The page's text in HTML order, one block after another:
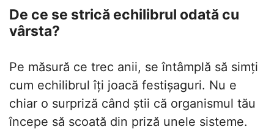
De ce se strică echilibrul odată cu
vârsta?
Pe măsură ce trec anii, se întâmplă să simți
cum echilibrul îți joacă festișaguri. Nu e
chiar o surpriză când știi că organismul tău
începe să scoată din priză unele sisteme.